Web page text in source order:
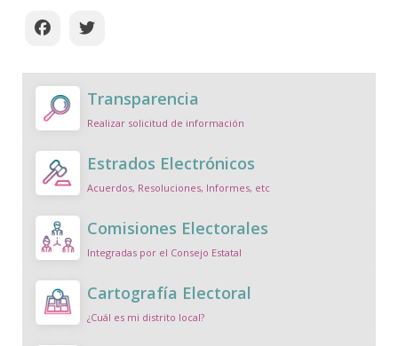
Transparencia
Realizar solicitud de información
Estrados Electrónicos
Acuerdos, Resoluciones, Informes, etc
Comisiones Electorales
Integradas por el Consejo Estatal
Cartografía Electoral
¿Cuál es mi distrito local?